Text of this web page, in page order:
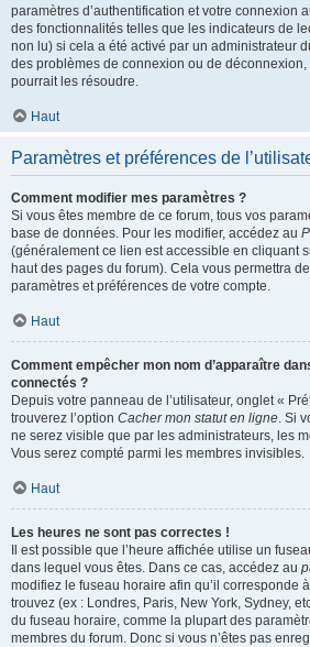
paramètres d’authentification et votre connexion
des fonctionnalités telles que les indicateurs de
non lu) si cela a été activé par un administrateur
des problèmes de connexion ou de
pourrait les résoudre.
Haut
Paramètres et préférences de
Comment modifier mes paramètres ?
Si vous êtes membre de ce forum, tous vos
base de données. Pour les modifier, accédez au
(généralement ce lien est accessible en cliquant
haut des pages du forum). Cela vous permettra
paramètres et préférences de votre compte.
Haut
Comment empêcher mon nom d’apparaître
connectés ?
Depuis votre panneau de l’utilisateur, onglet «
trouverez l’option Cacher mon statut en ligne. Si
ne serez visible que par les administrateurs, les
Vous serez compté parmi les membres invisibles.
Haut
Les heures ne sont pas correctes !
Il est possible que l’heure affichée utilise un
dans lequel vous êtes. Dans ce cas, accédez au
modifiez le fuseau horaire afin qu’il corresponde
trouvez (ex : Londres, Paris, New York, Sydney,
du fuseau horaire, comme la plupart des
membres du forum. Donc si vous n’êtes pas